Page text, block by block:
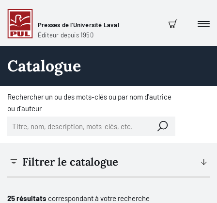
Presses de l'Université Laval
Éditeur depuis 1950
Panier
Catalogue
Rechercher un ou des mots-clés ou par nom d'autrice
ou d'auteur
Filtrer le catalogue
25 résultats correspondant à votre recherche